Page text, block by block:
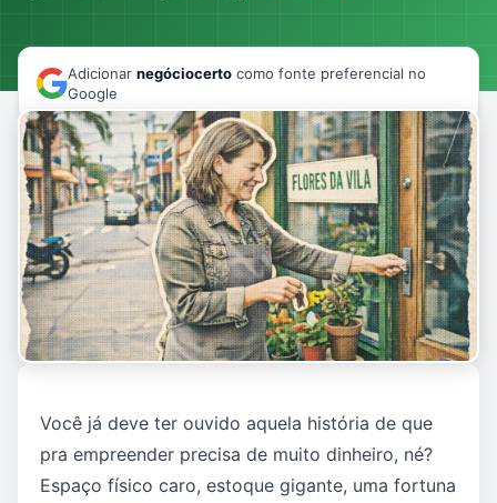
Você já deve ter ouvido aquela história de que
pra empreender precisa de muito dinheiro, né?
Espaço físico caro, estoque gigante, uma fortuna
Adicionar negóciocerto como fonte preferencial no
Google